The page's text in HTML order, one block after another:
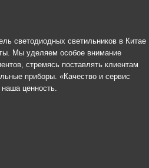
светодиодных светильников в Китае
Мы уделяем особое внимание
стремясь поставлять клиентам
приборы. «Качество и сервис
ценность.